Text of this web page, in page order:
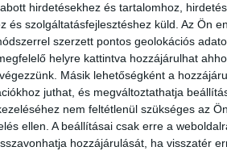
hirdetésekhez és tartalomhoz,
és szolgáltatásfejlesztéshez küld. Az Ön
szerzett pontos geolokációs
helyre kattintva hozzájárulhat
Másik lehetőségként a
juthat, és megváltoztathatja
nem feltétlenül szükséges az
ellen. A beállításai csak erre a
hozzájárulását, ha visszatér
A K&H Banknál is elindult a qvik,
épülő, QR-kódos mobilfizetés.
van szó: a vásárlók számára
pedig...